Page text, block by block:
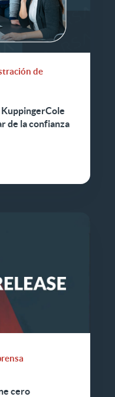
de
KuppingerCole
de la confianza
cero